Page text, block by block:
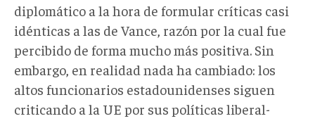
diplomático a la hora de formular críticas casi
idénticas a las de Vance, razón por la cual fue
percibido de forma mucho más positiva. Sin
embargo, en realidad nada ha cambiado: los
altos funcionarios estadounidenses siguen
criticando a la UE por sus políticas liberal-